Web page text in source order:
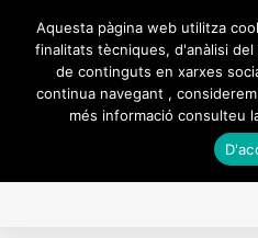
Aquesta pàgina web utilitza
finalitats tècniques, d'anàlisi
de continguts en xarxes
continua navegant ,
més informació consulteu